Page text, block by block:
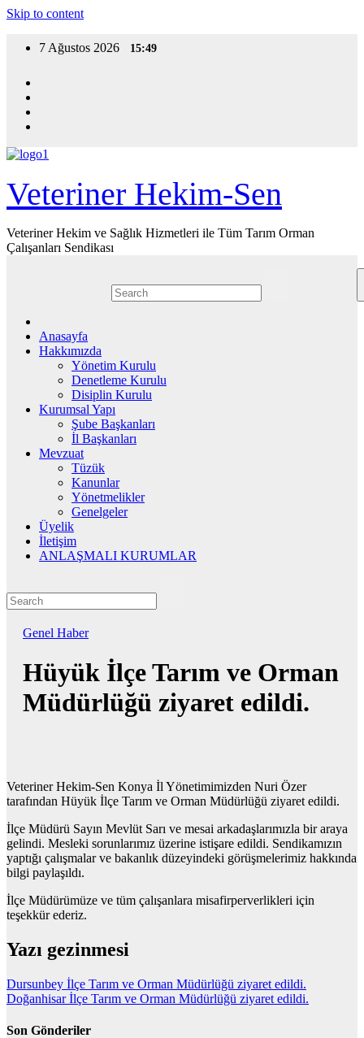
Skip to content
7 Ağustos 2026 15:49
Veteriner Hekim-Sen
Veteriner Hekim ve Sağlık Hizmetleri ile Tüm Tarım Orman
Çalışanları Sendikası
Anasayfa
Hakkımızda
Yönetim Kurulu
Denetleme Kurulu
Disiplin Kurulu
Kurumsal Yapı
Şube Başkanları
İl Başkanları
Mevzuat
Tüzük
Kanunlar
Yönetmelikler
Genelgeler
Üyelik
İletişim
ANLAŞMALI KURUMLAR
Genel Haber
Hüyük İlçe Tarım ve Orman
Müdürlüğü ziyaret edildi.
Veteriner Hekim-Sen Konya İl Yönetimimizden Nuri Özer
tarafından Hüyük İlçe Tarım ve Orman Müdürlüğü ziyaret edildi.
İlçe Müdürü Sayın Mevlüt Sarı ve mesai arkadaşlarımızla bir araya
gelindi. Mesleki sorunlarımız üzerine istişare edildi. Sendikamızın
yaptığı çalışmalar ve bakanlık düzeyindeki görüşmelerimiz hakkında
bilgi paylaşıldı.
İlçe Müdürümüze ve tüm çalışanlara misafirperverlikleri için
teşekkür ederiz.
Yazı gezinmesi
Dursunbey İlçe Tarım ve Orman Müdürlüğü ziyaret edildi.
Doğanhisar İlçe Tarım ve Orman Müdürlüğü ziyaret edildi.
Son Gönderiler